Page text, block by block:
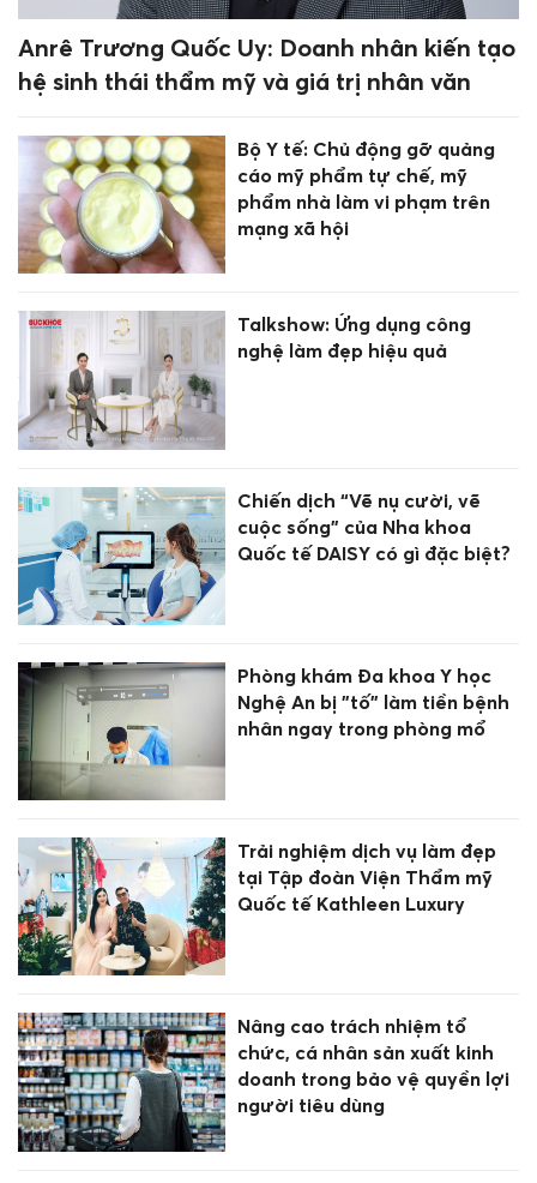
Anrê Trương Quốc Uy: Doanh nhân kiến tạo
hệ sinh thái thẩm mỹ và giá trị nhân văn
Bộ Y tế: Chủ động gỡ quảng
cáo mỹ phẩm tự chế, mỹ
phẩm nhà làm vi phạm trên
mạng xã hội
Talkshow: Ứng dụng công
nghệ làm đẹp hiệu quả
Chiến dịch “Vẽ nụ cười, vẽ
cuộc sống” của Nha khoa
Quốc tế DAISY có gì đặc biệt?
Phòng khám Đa khoa Y học
Nghệ An bị "tố" làm tiền bệnh
nhân ngay trong phòng mổ
Trải nghiệm dịch vụ làm đẹp
tại Tập đoàn Viện Thẩm mỹ
Quốc tế Kathleen Luxury
Nâng cao trách nhiệm tổ
chức, cá nhân sản xuất kinh
doanh trong bảo vệ quyền lợi
người tiêu dùng